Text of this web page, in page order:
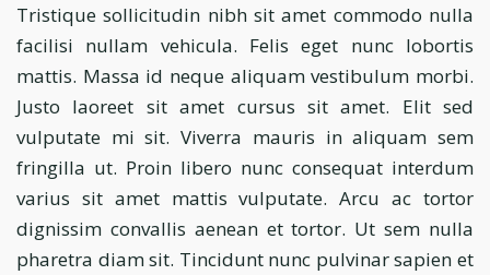
Tristique sollicitudin nibh sit amet commodo nulla
facilisi nullam vehicula. Felis eget nunc lobortis
mattis. Massa id neque aliquam vestibulum morbi.
Justo laoreet sit amet cursus sit amet. Elit sed
vulputate mi sit. Viverra mauris in aliquam sem
fringilla ut. Proin libero nunc consequat interdum
varius sit amet mattis vulputate. Arcu ac tortor
dignissim convallis aenean et tortor. Ut sem nulla
pharetra diam sit. Tincidunt nunc pulvinar sapien et